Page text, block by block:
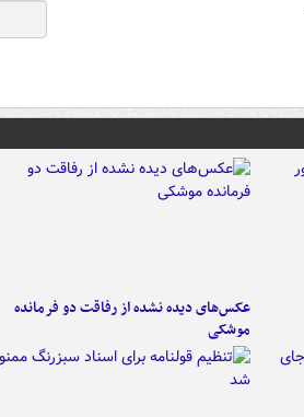
عکس‌های دیده نشده از رفاقت دو فرمانده‌
موشکی